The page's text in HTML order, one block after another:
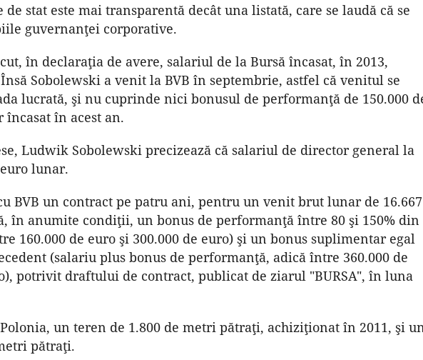
stat este mai transparentă decât una listată, care se laudă că se
guvernanţei corporative.
în declaraţia de avere, salariul de la Bursă încasat, în 2013,
Sobolewski a venit la BVB în septembrie, astfel că venitul se
lucrată, şi nu cuprinde nici bonusul de performanţă de 150.000
încasat în acest an.
Ludwik Sobolewski precizează că salariul de director general la
lunar.
BVB un contract pe patru ani, pentru un venit brut lunar de 16.667
în anumite condiţii, un bonus de performanţă între 80 şi 150% din
160.000 de euro şi 300.000 de euro) şi un bonus suplimentar egal
(salariu plus bonus de performanţă, adică între 360.000 de
potrivit draftului de contract, publicat de ziarul "BURSA", în luna
un teren de 1.800 de metri pătraţi, achiziţionat în 2011, şi
pătraţi.